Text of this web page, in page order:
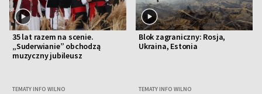
35 lat razem na scenie.
„Suderwianie” obchodzą
muzyczny jubileusz
TEMATY INFO WILNO
Blok zagraniczny: Rosja,
Ukraina, Estonia
TEMATY INFO WILNO